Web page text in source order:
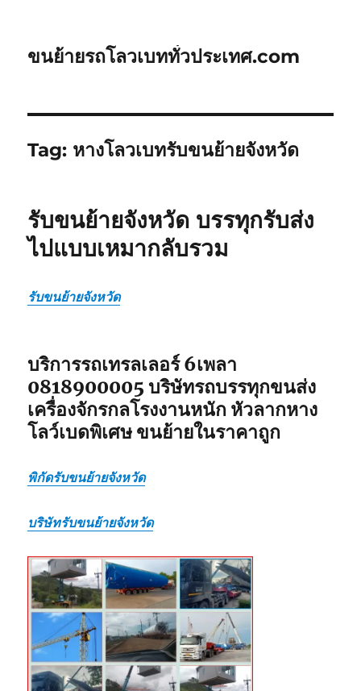
ขนย้ายรถโลวเบททั่วประเทศ.com
Tag: หางโลวเบทรับขนย้ายจังหวัด
รับขนย้ายจังหวัด บรรทุกรับส่ง
ไปแบบเหมากลับรวม
รับขนย้ายจังหวัด
บริการรถเทรลเลอร์ 6เพลา
0818900005 บริษัทรถบรรทุกขนส่ง
เครื่องจักรกลโรงงานหนัก หัวลากหาง
โลว์เบดพิเศษ ขนย้ายในราคาถูก
พิกัดรับขนย้ายจังหวัด
บริษัทรับขนย้ายจังหวัด